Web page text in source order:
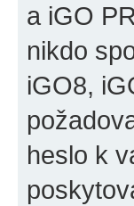
a iGO
nikdo
iGO8,
heslo k